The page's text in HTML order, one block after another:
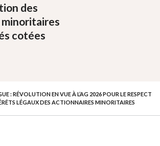
des
cotées
: RÉVOLUTION EN VUE À L’AG 2026 POUR LE RESPECT
LÉGAUX DES ACTIONNAIRES MINORITAIRES